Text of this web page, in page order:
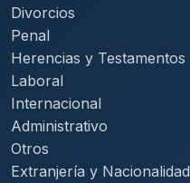
Divorcios
Penal
Herencias y Testamentos
Laboral
Internacional
Administrativo
Otros
Extranjería y Nacionalidad